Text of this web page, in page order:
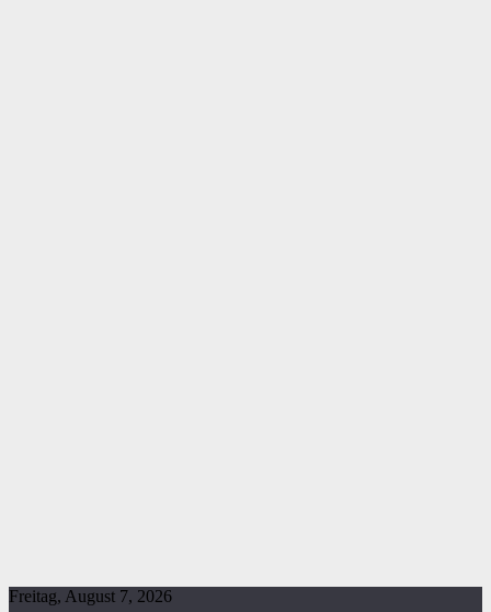
Freitag, August 7, 2026